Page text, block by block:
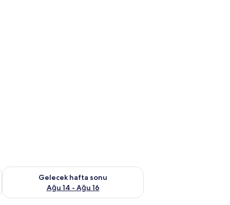
7 - Ağu 9
Gelecek hafta sonu
Ağu 14 - Ağu 16
Önümüzdeki hafta sonu için müsaitliği kontrol et Ağu 14 -